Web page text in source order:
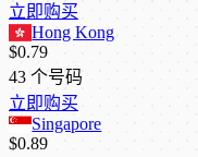
立即购买
Hong Kong
$0.79
43 个号码
立即购买
Singapore
$0.89